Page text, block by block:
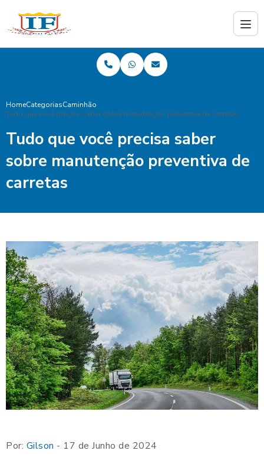
HomeCategoriasCaminhão
Tudo que você precisa saber sobre manutenção preventiva de carretas
Tudo que você precisa saber
sobre manutenção preventiva de
carretas
Por: Gilson - 17 de Junho de 2024